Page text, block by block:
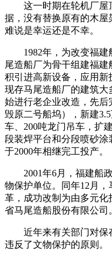
这一时期在轮机厂屋
据，没有替换原有的木
难说是幸运还是不幸。
1982年，为改变福建
尾造船厂为骨干组建福
积引进高新设备，应用新
现存马尾造船厂的建筑
始进行老企业改造，先后
毁原二号船坞），新建
车、200吨龙门吊车，扩
段装焊平台和分段喷砂
于2000年相继完工投产。
2001年6月，福建船政
物保护单位。同年12月
革，成功改制为由多元
省马尾造船股份有限公司
近年来有关部门对保
违反了文物保护的原则。